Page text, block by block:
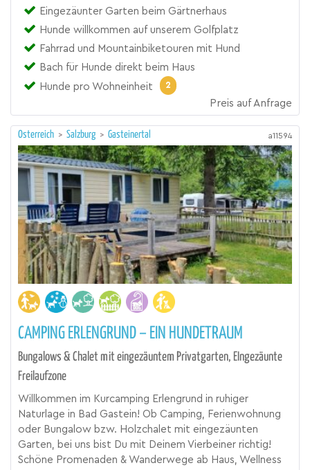
Eingezäunter Garten beim Gärtnerhaus
Hunde willkommen auf unserem Golfplatz
Fahrrad und Mountainbiketouren mit Hund
Bach für Hunde direkt beim Haus
Hunde pro Wohneinheit
2
Preis auf Anfrage
Österreich > Salzburg > Gasteinertal a11594
CAMPING ERLENGRUND – EIN HUNDETRAUM
Bungalows & Chalet mit eingezäuntem Privatgarten, EIngezäunte
Freilaufzone
Willkommen im Kurcamping Erlengrund in ruhiger
Naturlage in Bad Gastein! Ob Camping, Ferienwohnung
oder Bungalow bzw. Holzchalet mit eingezäunten
Garten, bei uns bist Du mit Deinem Vierbeiner richtig!
Schöne Promenaden & Wanderwege ab Haus, Wellness